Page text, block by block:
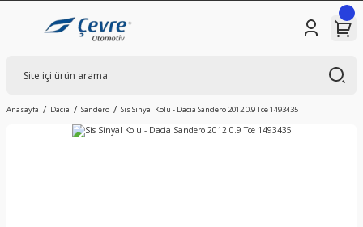
Anasayfa Dacia Sandero Sis Sinyal Kolu - Dacia Sandero 2012 0.9 Tce 1493435